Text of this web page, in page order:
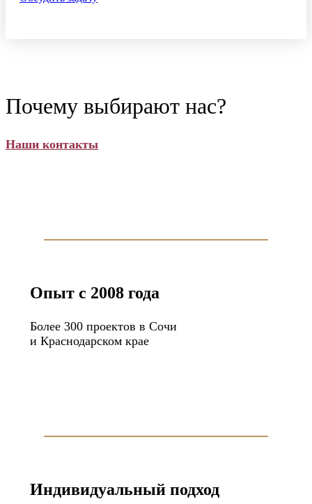
Почему выбирают нас?
Наши контакты
Опыт с 2008 года
Более 300 проектов в Сочи
и Краснодарском крае
Индивидуальный подход